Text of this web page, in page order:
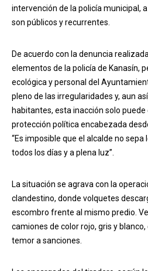
intervención de la policía municipal,
son públicos y recurrentes.
De acuerdo con la denuncia
elementos de la policía de Kanasín,
ecológica y personal del
pleno de las irregularidades y, aun
habitantes, esta inacción solo
protección política encabezada
“Es imposible que el alcalde no sepa
todos los días y a plena luz”.
La situación se agrava con la
clandestino, donde volquetes
escombro frente al mismo predio.
camiones de color rojo, gris y
temor a sanciones.